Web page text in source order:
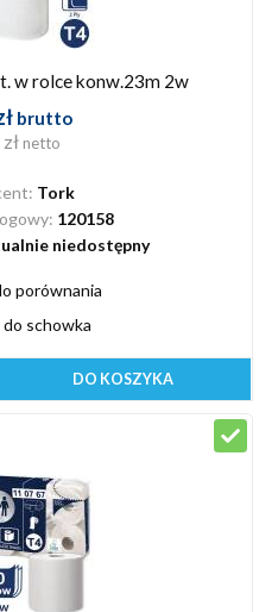
w rolce konw.23m 2w
brutto
netto
Tork
120158
niedostępny
porównania
do schowka
DO KOSZYKA